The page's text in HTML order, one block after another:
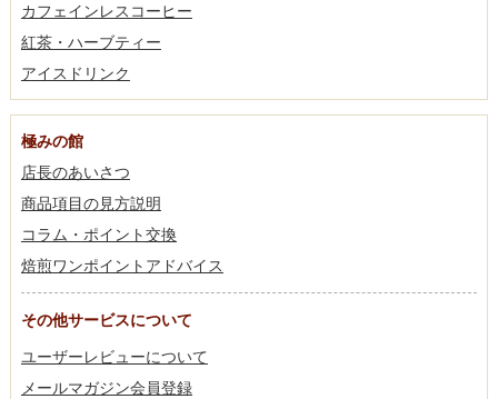
カフェインレスコーヒー
紅茶・ハーブティー
アイスドリンク
極みの館
店長のあいさつ
商品項目の見方説明
コラム・ポイント交換
焙煎ワンポイントアドバイス
その他サービスについて
ユーザーレビューについて
メールマガジン会員登録